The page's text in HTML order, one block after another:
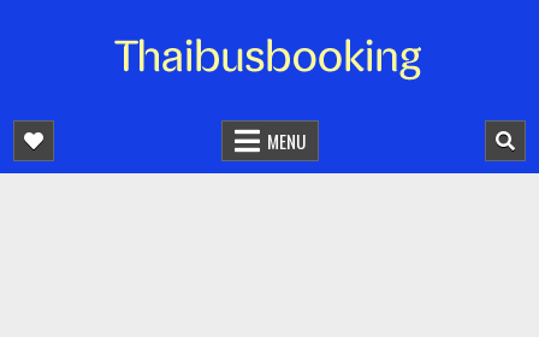
จองตั๋วรถออนไลน์ 24 ชั่วโมง
MENU